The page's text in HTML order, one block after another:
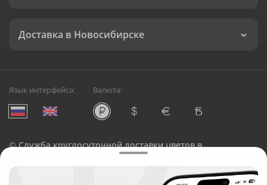
Доставка в Новосибирске
Язык интерфейса: Валюта:
©Служба круглосуточной доставки цветов в
Русский Букет, 2026